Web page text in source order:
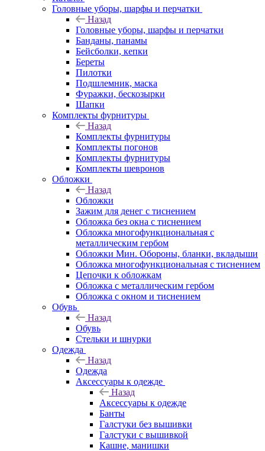
Головные уборы, шарфы и перчатки
Назад
Головные уборы, шарфы и перчатки
Банданы, панамы
Бейсболки, кепки
Береты
Пилотки
Подшлемник, маска
Фуражки, бескозырки
Шапки
Комплекты фурнитуры
Назад
Комплекты фурнитуры
Комплекты погонов
Комплекты фурнитуры
Комплекты шевронов
Обложки
Назад
Обложки
Зажим для денег с тиснением
Обложка без окна с тиснением
Обложка многофункциональная с
металлическим гербом
Обложки Мин. Обороны, бланки, вкладыши
Обложка многофункциональная с тиснением
Цепочки к обложкам
Обложка с металлическим гербом
Обложка с окном и тиснением
Обувь
Назад
Обувь
Стельки и шнурки
Одежда
Назад
Одежда
Аксессуары к одежде
Назад
Аксессуары к одежде
Банты
Галстуки без вышивки
Галстуки с вышивкой
Кашне, манишки